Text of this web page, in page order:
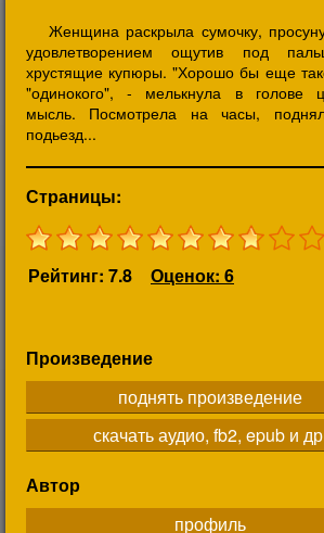
Женщина раскрыла сумочку,
удовлетворением ощутив под
хрустящие купюры. "Хорошо бы еще
"одинокого", - мелькнула в голове
мысль. Посмотрела на часы,
подьезд...
Страницы:
Рейтинг: 7.8 Оценок: 6
Произведение
поднять произведение
скачать аудио, fb2, epub и
Автор
профиль